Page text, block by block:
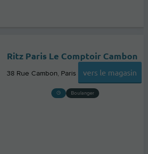
Ritz Paris Le Comptoir Cambon
38 Rue Cambon Paris vers le magasin
Boulanger